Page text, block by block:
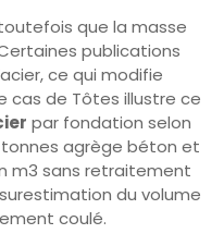
que la masse
publications
ce qui modifie
cas de Tôtes illustre ce
par fondation selon
tonnes agrège béton et
m3 sans retraitement
du volume
coulé.